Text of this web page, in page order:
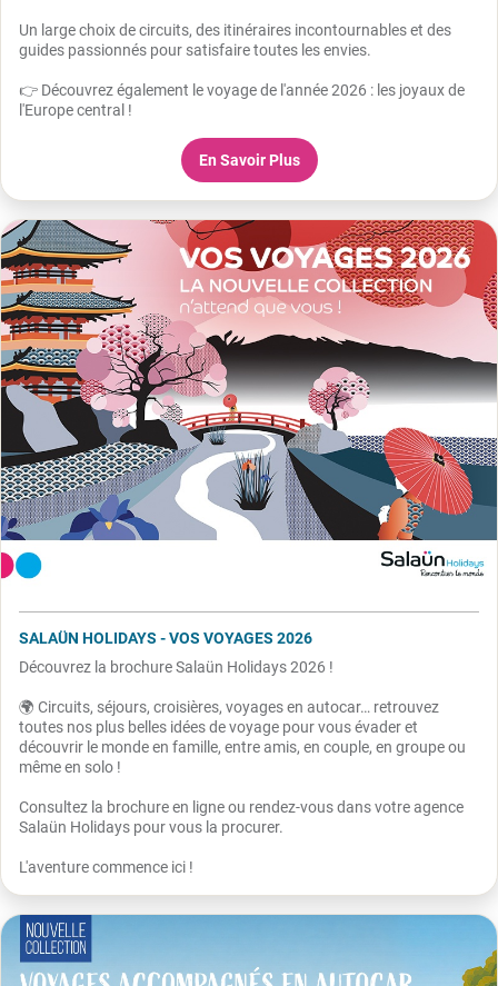
Un large choix de circuits, des itinéraires incontournables et des
guides passionnés pour satisfaire toutes les envies.
👉 Découvrez également le voyage de l'année 2026 : les joyaux de
l'Europe central !
En Savoir Plus
SALAÜN HOLIDAYS - VOS VOYAGES 2026
Découvrez la brochure Salaün Holidays 2026 !
🌍 Circuits, séjours, croisières, voyages en autocar… retrouvez
toutes nos plus belles idées de voyage pour vous évader et
découvrir le monde en famille, entre amis, en couple, en groupe ou
même en solo !
Consultez la brochure en ligne ou rendez-vous dans votre agence
Salaün Holidays pour vous la procurer.
L'aventure commence ici !